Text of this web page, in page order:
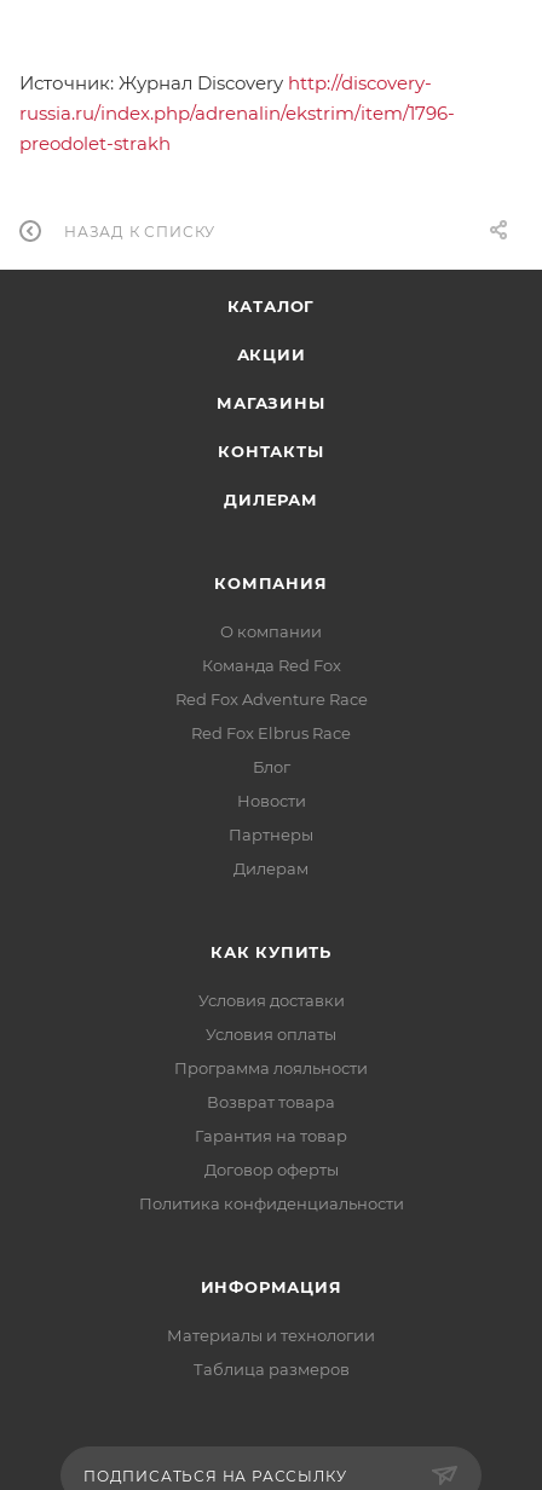
Источник: Журнал Discovery http://discovery-
russia.ru/index.php/adrenalin/ekstrim/item/1796-
preodolet-strakh
НАЗАД К СПИСКУ
КАТАЛОГ
АКЦИИ
МАГАЗИНЫ
КОНТАКТЫ
ДИЛЕРАМ
КОМПАНИЯ
О компании
Команда Red Fox
Red Fox Adventure Race
Red Fox Elbrus Race
Блог
Новости
Партнеры
Дилерам
КАК КУПИТЬ
Условия доставки
Условия оплаты
Программа лояльности
Возврат товара
Гарантия на товар
Договор оферты
Политика конфиденциальности
ИНФОРМАЦИЯ
Материалы и технологии
Таблица размеров
ПОДПИСАТЬСЯ НА РАССЫЛКУ